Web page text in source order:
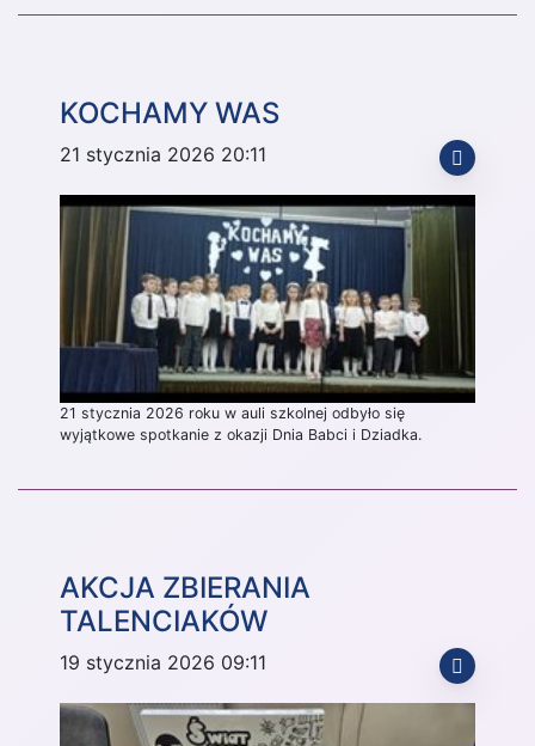
KOCHAMY WAS
21 stycznia 2026 20:11
21 stycznia 2026 roku w auli szkolnej odbyło się
wyjątkowe spotkanie z okazji Dnia Babci i Dziadka.
AKCJA ZBIERANIA
TALENCIAKÓW
19 stycznia 2026 09:11